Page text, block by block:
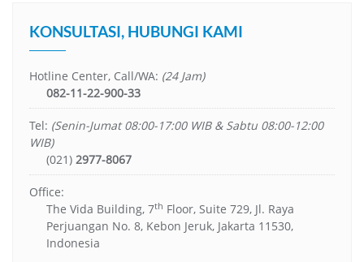
KONSULTASI, HUBUNGI KAMI
Hotline Center, Call/WA: (24 Jam)
082-11-22-900-33
Tel: (Senin-Jumat 08:00-17:00 WIB & Sabtu 08:00-12:00
WIB)
(021) 2977-8067
Office:
The Vida Building, 7th Floor, Suite 729, Jl. Raya
Perjuangan No. 8, Kebon Jeruk, Jakarta 11530,
Indonesia